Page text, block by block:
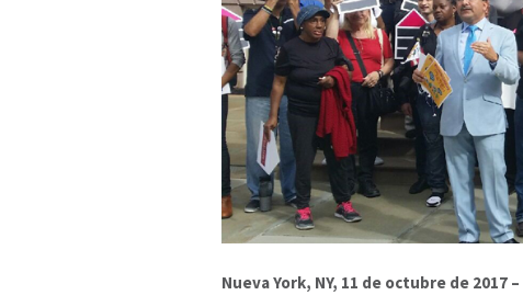
Nueva York, NY, 11 de octubre de 2017 –